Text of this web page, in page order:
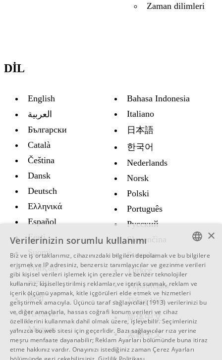
Zaman dilimleri
DIL
English
العربية
Български
Català
Čeština
Dansk
Deutsch
Ελληνικά
Español
Eesti
Suomi
Français
עברית
हिन्दी
Hrvatski
Magyar
Bahasa Indonesia
Italiano
日本語
한국어
Nederlands
Norsk
Polski
Português
Русский
Slovenčina
Svenska
Türkçe
Украïнська
Tiếng Việt
简体中文
繁體中文
SWEDISH
SPANISH
CATALAN
ARABIC
BULGARIAN
×
Verilerinizin sorumlu kullanımı
Biz ve iş ortaklarımız, cihazınızdaki bilgileri depolamak ve bu bilgilere
erişmek ve IP adresiniz, benzersiz tanımlayıcılar ve gezinme verileri
gibi kişisel verileri işlemek için çerezler ve benzer teknolojiler
kullanırız; kişiselleştirilmiş reklamlar ve içerik sunmak, reklam ve
içerik ölçümü yapmak, kitle içgörüleri elde etmek ve hizmetleri
geliştirmek amacıyla. Üçüncü taraf sağlayıcılar (1913) verilerinizi bu
ve diğer amaçlarla, hassas coğrafi konum verileri ve cihaz
özelliklerini kullanmak dahil olmak üzere, işleyebilir. Seçimleriniz
yalnızca bu web sitesi için geçerlidir. Bazı sağlayıcılar rıza yerine
meşru menfaate dayanabilir; Reklam Ayarlarıbölümünde buna itiraz
etme hakkınız vardır. Onayınızı istediğiniz zamanÇerez Ayarları